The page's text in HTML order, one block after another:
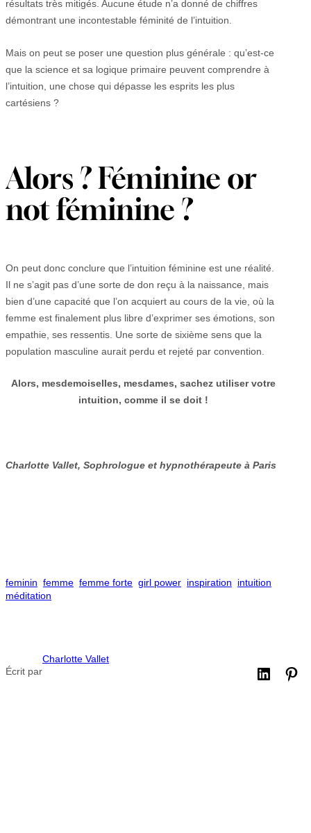
résultats très mitigés. Aucune étude n’a donné de chiffres
démontrant une incontestable féminité de l’intuition.
Mais on peut se poser une question plus générale : qu’est-ce
que la science et sa logique primaire peuvent comprendre à
l’intuition, une chose qui dépasse les esprits les plus
cartésiens ?
Alors ? Féminine or
not féminine ?
On peut donc conclure que l’intuition féminine est une réalité.
Il ne s’agit pas d’une sorte de don reçu à la naissance, mais
bien d’une capacité que l’on acquiert au cours de la vie, où la
femme est finalement plus libre d’exprimer ses émotions, son
empathie, ses ressentis. Une sorte de sixième sens que la
population masculine aurait perdu et rejeté par convention.
Alors, mesdemoiselles, mesdames, sachez utiliser votre
intuition, comme il se doit !
Charlotte Vallet, Sophrologue et hypnothérapeute à Paris
feminin femme femme forte girl power inspiration
intuition
méditation
Écrit par
Charlotte Vallet